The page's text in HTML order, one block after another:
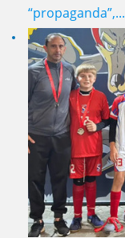
“propaganda”,...